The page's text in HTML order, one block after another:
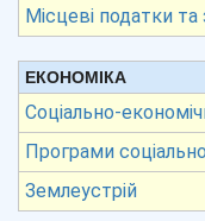
Місцеві податки та
ЕКОНОМІКА
Соціально-
Програми
Землеустрій